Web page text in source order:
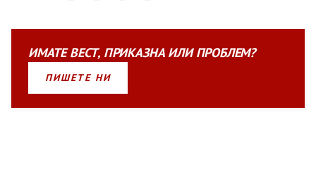
ИМАТЕВЕСТ, ПРИКАЗНАИЛИПРОБЛЕМ?
ПИШЕТЕ НИ